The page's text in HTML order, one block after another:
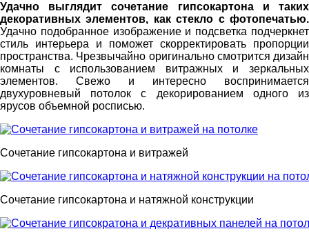
Удачно выглядит сочетание гипсокартона и таких
декоративных элементов, как стекло с фотопечатью.
Удачно подобранное изображение и подсветка подчеркнет
стиль интерьера и поможет скорректировать пропорции
пространства. Чрезвычайно оригинально смотрится дизайн
комнаты с использованием витражных и зеркальных
элементов. Свежо и интересно воспринимается
двухуровневый потолок с декорированием одного из
ярусов объемной росписью.
Сочетание гипсокартона и витражей
Сочетание гипсокартона и натяжной конструкции